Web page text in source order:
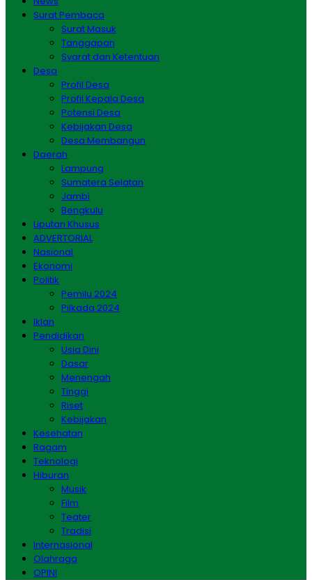
Surat Pembaca
Surat Masuk
Tanggapan
Syarat dan Ketentuan
Desa
Profil Desa
Profil Kepala Desa
Potensi Desa
Kebijakan Desa
Desa Membangun
Daerah
Lampung
Sumatera Selatan
Jambi
Bengkulu
Liputan Khusus
ADVERTORIAL
Nasional
Ekonomi
Politik
Pemilu 2024
Pilkada 2024
Iklan
Pendidikan
Usia Dini
Dasar
Menengah
Tinggi
Riset
Kebijakan
Kesehatan
Ragam
Teknologi
Hiburan
Musik
Film
Teater
Tradisi
Internasional
Olahraga
OPINI